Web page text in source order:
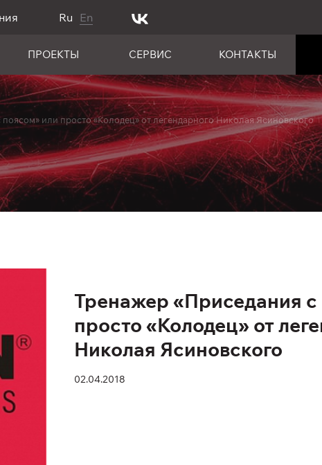
Ru En
ПРОЕКТЫ СЕРВИС КОНТАКТЫ
или просто «Колодец» от легендарного Николая Ясиновского
Тренажер «Приседания с
просто «Колодец» от
Николая Ясиновского
02.04.2018